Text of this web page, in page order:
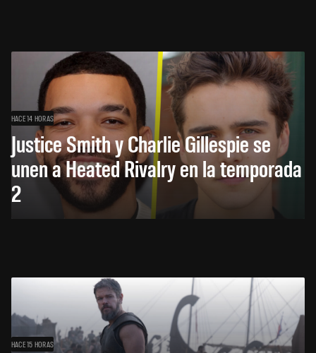
HACE 14 HORAS
Justice Smith y Charlie Gillespie se
unen a Heated Rivalry en la temporada
2
HACE 15 HORAS